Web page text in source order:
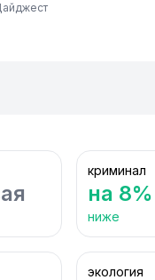
криминал
на 8%
ниже
экология